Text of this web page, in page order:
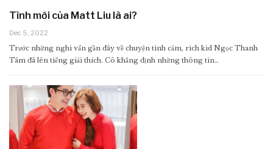
Tình mới của Matt Liu là ai?
Dec 5, 2022
Trước những nghi vấn gần đây về chuyện tình cảm, rich kid Ngọc Thanh
Tâm đã lên tiếng giải thích. Cô khẳng định những thông tin…